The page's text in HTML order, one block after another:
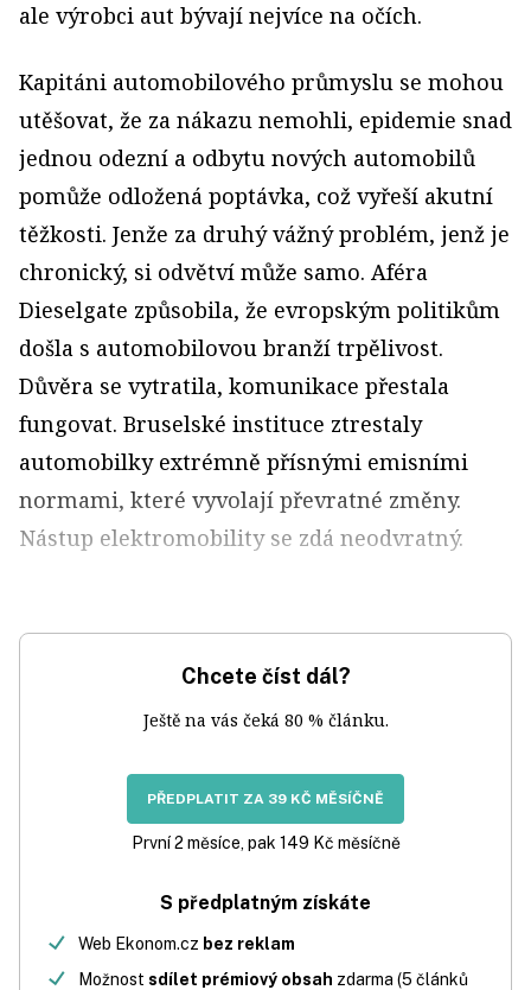
ale výrobci aut bývají nejvíce na očích.
Kapitáni automobilového průmyslu se mohou
utěšovat, že za nákazu nemohli, epidemie snad
jednou odezní a odbytu nových automobilů
pomůže odložená poptávka, což vyřeší akutní
těžkosti. Jenže za druhý vážný problém, jenž je
chronický, si odvětví může samo. Aféra
Dieselgate způsobila, že evropským politikům
došla s automobilovou branží trpělivost.
Důvěra se vytratila, komunikace přestala
fungovat. Bruselské instituce ztrestaly
automobilky extrémně přísnými emisními
normami, které vyvolají převratné změny.
Nástup elektromobility se zdá neodvratný.
Chcete číst dál?
Ještě na vás čeká 80 % článku.
PŘEDPLATIT ZA 39 KČ MĚSÍČNĚ
První 2 měsíce, pak 149 Kč měsíčně
S předplatným získáte
Web Ekonom.cz bez reklam
Možnost sdílet prémiový obsah zdarma (5 článků